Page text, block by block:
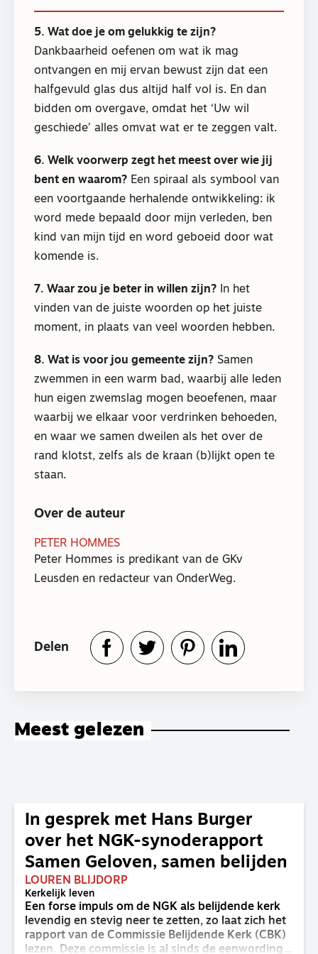
5. Wat doe je om gelukkig te zijn?
Dankbaarheid oefenen om wat ik mag
ontvangen en mij ervan bewust zijn dat een
halfgevuld glas dus altijd half vol is. En dan
bidden om overgave, omdat het ‘Uw wil
geschiede’ alles omvat wat er te zeggen valt.
6. Welk voorwerp zegt het meest over wie jij
bent en waarom? Een spiraal als symbool van
een voortgaande herhalende ontwikkeling: ik
word mede bepaald door mijn verleden, ben
kind van mijn tijd en word geboeid door wat
komende is.
7. Waar zou je beter in willen zijn? In het
vinden van de juiste woorden op het juiste
moment, in plaats van veel woorden hebben.
8. Wat is voor jou gemeente zijn? Samen
zwemmen in een warm bad, waarbij alle leden
hun eigen zwemslag mogen beoefenen, maar
waarbij we elkaar voor verdrinken behoeden,
en waar we samen dweilen als het over de
rand klotst, zelfs als de kraan (b)lijkt open te
staan.
Over de auteur
PETER HOMMES
Peter Hommes is predikant van de GKv
Leusden en redacteur van OnderWeg.
Delen
Meest gelezen
In gesprek met Hans Burger
over het NGK-synoderapport
Samen Geloven, samen belijden
LOUREN BLIJDORP
Kerkelijk leven
Een forse impuls om de NGK als belijdende kerk
levendig en stevig neer te zetten, zo laat zich het
rapport van de Commissie Belijdende Kerk (CBK)
lezen. Deze commissie is al sinds de eenwording